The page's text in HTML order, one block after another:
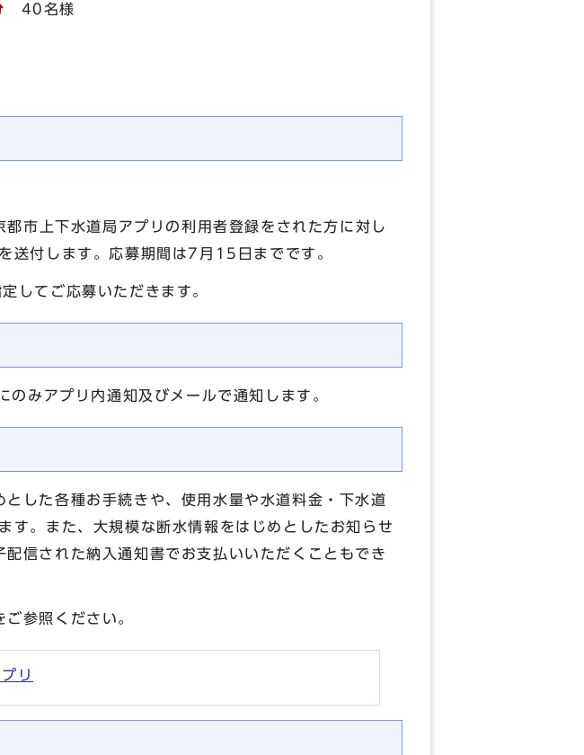
40名様
市上下水道局アプリの利用者登録をされた方に対し
送付します。応募期間は7月15日までです。
してご応募いただきます。
みアプリ内通知及びメールで通知します。
した各種お手続きや、使用水量や水道料金・下水道
。また、大規模な断水情報をはじめとしたお知らせ
信された納入通知書でお支払いいただくこともでき
参照ください。
リ